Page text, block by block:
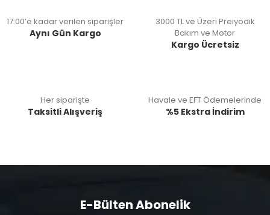
17:00’e kadar verilen siparişler
Aynı Gün Kargo
3000 TL ve Üzeri Preiyodik
Bakım ve Motor
Kargo Ücretsiz
Her siparişte
Taksitli Alışveriş
Havale ve EFT Ödemelerinde
%5 Ekstra İndirim
E-Bülten Abonelik